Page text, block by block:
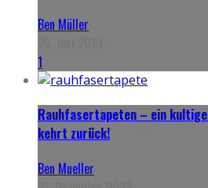
Ben Müller
1
Rauhfasertapeten – ein
kehrt zurück!
Ben Mueller